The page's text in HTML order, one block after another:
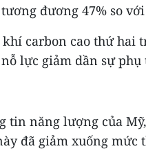
đương 47% so
carbon cao thứ hai
lực giảm dần sự
tin năng lượng của
đã giảm xuống mức